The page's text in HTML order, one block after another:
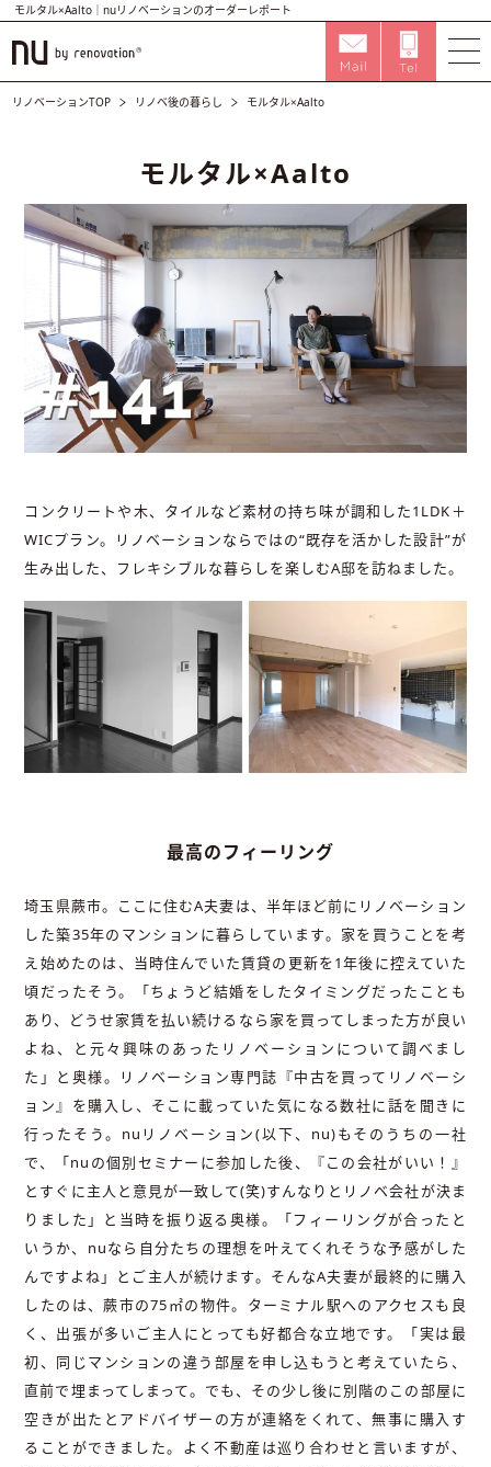
モルタル×Aalto｜nuリノベーションのオーダーレポート
リノベーションTOP リノベ後の暮らし モルタル×Aalto
モルタル×Aalto
コンクリートや木、タイルなど素材の持ち味が調和した1LDK＋
WICプラン。リノベーションならではの“既存を活かした設計”が
生み出した、フレキシブルな暮らしを楽しむA邸を訪ねました。
最高のフィーリング
埼玉県蕨市。ここに住むA夫妻は、半年ほど前にリノベーション
した築35年のマンションに暮らしています。家を買うことを考
え始めたのは、当時住んでいた賃貸の更新を1年後に控えていた
頃だったそう。「ちょうど結婚をしたタイミングだったことも
あり、どうせ家賃を払い続けるなら家を買ってしまった方が良い
よね、と元々興味のあったリノベーションについて調べまし
た」と奥様。リノベーション専門誌『中古を買ってリノベーシ
ョン』を購入し、そこに載っていた気になる数社に話を聞きに
行ったそう。nuリノベーション(以下、nu)もそのうちの一社
で、「nuの個別セミナーに参加した後、『この会社がいい！』
とすぐに主人と意見が一致して(笑)すんなりとリノベ会社が決ま
りました」と当時を振り返る奥様。「フィーリングが合ったと
いうか、nuなら自分たちの理想を叶えてくれそうな予感がした
んですよね」とご主人が続けます。そんなA夫妻が最終的に購入
したのは、蕨市の75㎡の物件。ターミナル駅へのアクセスも良
く、出張が多いご主人にとっても好都合な立地です。「実は最
初、同じマンションの違う部屋を申し込もうと考えていたら、
直前で埋まってしまって。でも、その少し後に別階のこの部屋に
空きが出たとアドバイザーの方が連絡をくれて、無事に購入す
ることができました。よく不動産は巡り合わせと言いますが、